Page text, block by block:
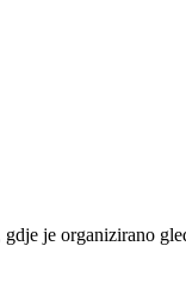
je organizirano